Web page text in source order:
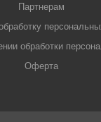
Партнерам
обработки
Оферта